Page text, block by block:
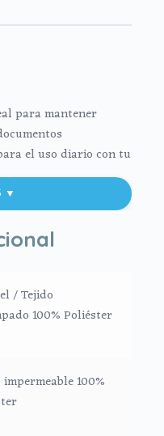
para mantener
el uso diario con tu
muy fácil
con paño húmedo y
secado al natural.
y para mayor
lleva en el
▼
/ Tejido
100% Poliéster
100%